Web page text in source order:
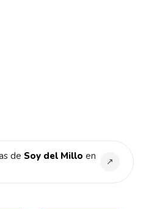
de Soy del Millo en
↗